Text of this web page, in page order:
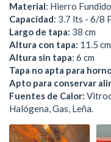
Material: Hierro
Capacidad: 3.7 lts - 6/8
Largo de tapa: 38 cm
Altura con tapa: 11.5 cm
Altura sin tapa: 6 cm
Tapa no apta para
Apto para conservar
Fuentes de Calor:
Halógena, Gas, Leña.